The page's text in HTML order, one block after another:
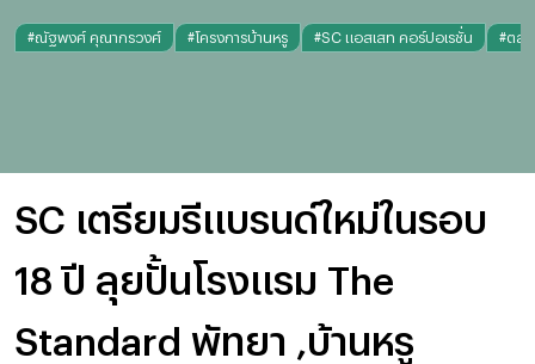
#ณัฐพงศ์ คุณากรวงศ์ #โครงการบ้านหรู #SC แอสเสท คอร์ปอเรชั่น #ตล
SC เตรียมรีแบรนด์ใหม่ในรอบ
18 ปี ลุยปั้นโรงแรม The
Standard พัทยา ,บ้านหรู